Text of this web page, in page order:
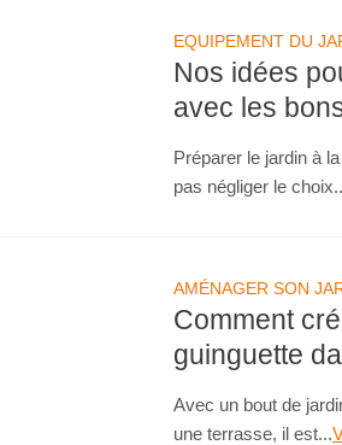
EQUIPEMENT DU
Nos idées
avec les
Préparer le jardin à
pas négliger le
AMÉNAGER SON
Comment
guinguette
Avec un bout de
une terrasse, il est...